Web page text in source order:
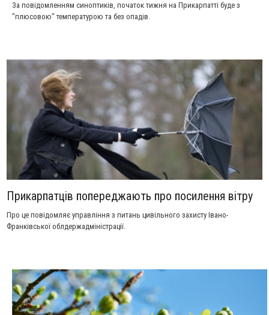
За повідомленням синоптиків, початок тижня на Прикарпатті буде з
"плюсовою" температурою та без опадів.
Прикарпатців попереджають про посилення вітру
Про це повідомляє управління з питань цивільного захисту Івано-
Франківської облдержадміністрації.